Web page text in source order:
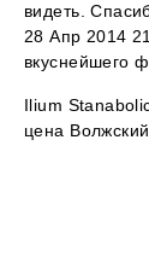
видеть.
28 Апр 2014
вкуснейшего
Ilium
цена